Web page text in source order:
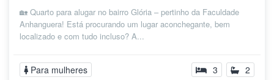
🏡 Quarto para alugar no bairro Glória – pertinho da Faculdade
Anhanguera! Está procurando um lugar aconchegante, bem
localizado e com tudo incluso? A...
Para mulheres 3 2